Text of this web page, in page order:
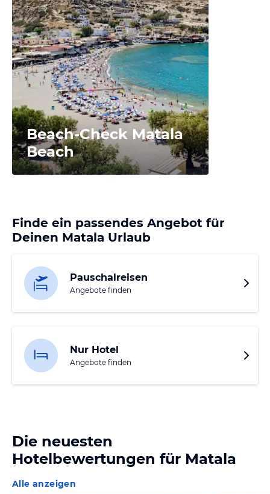
Beach-Check Matala
Beach
Finde ein passendes Angebot für
Deinen Matala Urlaub
Pauschalreisen
Angebote finden
Nur Hotel
Angebote finden
Die neuesten
Hotelbewertungen für Matala
Alle anzeigen